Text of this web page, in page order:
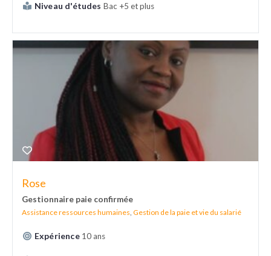
Niveau d'études Bac +5 et plus
Rose
Gestionnaire paie confirmée
Assistance ressources humaines Gestion de la paie et vie du salarié
Expérience 10 ans